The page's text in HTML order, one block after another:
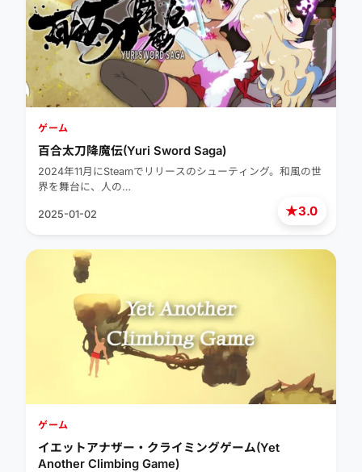
★3.0
ゲーム
百合太刀降魔伝(Yuri Sword Saga)
2024年11月にSteamでリリースのシューティング。和風の世
界を舞台に、人の…
2025-01-02
ゲーム
イエットアナザー・クライミングゲーム(Yet
Another Climbing Game)